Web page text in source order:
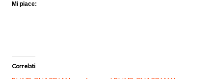
Mi piace:
Correlati